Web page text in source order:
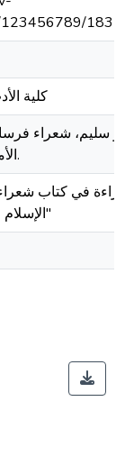
123456789/
كلية
سليم، شعراء
الأموي، شعر النقائض.
في كتاب
الإسلام ل "علي أحمد علام"